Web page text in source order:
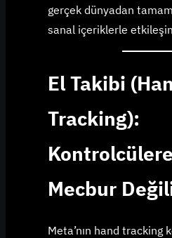
gerçek dünyadan
sanal içeriklerle
El Takibi
Tracking):
Mecbur
Meta’nın hand tracking